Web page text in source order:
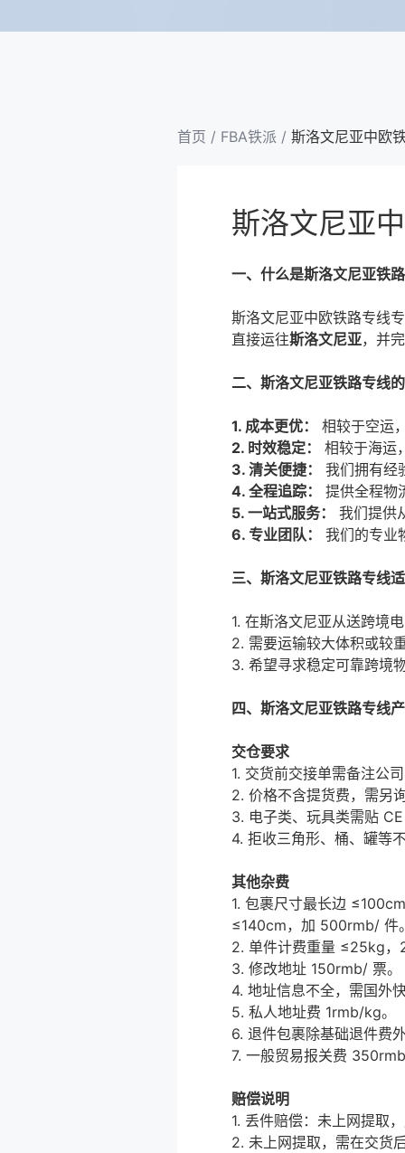
首页 / FBA铁派 / 斯洛文尼亚中欧
斯洛文尼亚
一、什么是斯洛文尼亚铁
斯洛文尼亚中欧铁路专线
直接运往斯洛文尼亚，并
二、斯洛文尼亚铁路专线
1. 成本更优：
相较于空运
2. 时效稳定：
相较于海运
3. 清关便捷：
我们拥有经
4. 全程追踪：
提供全程物
5. 一站式服务：
我们提供
6. 专业团队：
我们的专业
三、斯洛文尼亚铁路专线
1. 在斯洛文尼亚从送跨境
2. 需要运输较大体积或较
3. 希望寻求稳定可靠跨境
四、斯洛文尼亚铁路专线
交仓要求
1. 交货前交接单需备注公
2. 价格不含提货费，需另
3. 电子类、玩具类需贴
4. 拒收三角形、桶、罐等
其他杂费
1. 包裹尺寸最长边
≤140cm，加 500rmb/ 件
2. 单件计费重量 ≤25kg
3. 修改地址 150rmb/ 票。
4. 地址信息不全，需国外
5. 私人地址费 1rmb/kg。
6. 退件包裹除基础退件费
7. 一般贸易报关费
赔偿说明
1. 丢件赔偿：未上网提取
2. 未上网提取，需在交货